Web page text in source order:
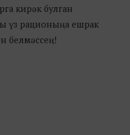
кирәк булган
үз рационыңа ешрак
белмәссең!